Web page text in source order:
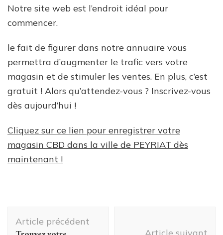
Notre site web est l’endroit idéal pour
commencer.
le fait de figurer dans notre annuaire vous
permettra d’augmenter le trafic vers votre
magasin et de stimuler les ventes. En plus, c’est
gratuit ! Alors qu’attendez-vous ? Inscrivez-vous
dès aujourd’hui !
Cliquez sur ce lien pour enregistrer votre
magasin CBD dans la ville de PEYRIAT dès
maintenant !
d'article
Article précédent
Article suivant